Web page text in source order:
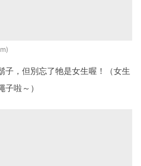
子，但別忘了牠是女生喔！（女生
啦～）